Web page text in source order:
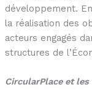
développement.
la réalisation des
acteurs engagés
structures de
CircularPlace et les